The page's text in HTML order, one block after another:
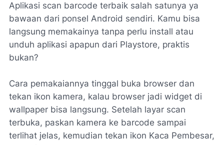
Aplikasi scan barcode terbaik salah satunya ya
bawaan dari ponsel Android sendiri. Kamu bisa
langsung memakainya tanpa perlu install atau
unduh aplikasi apapun dari Playstore, praktis
bukan?
Cara pemakaiannya tinggal buka browser dan
tekan ikon kamera, kalau browser jadi widget di
wallpaper bisa langsung. Setelah layar scan
terbuka, paskan kamera ke barcode sampai
terlihat jelas, kemudian tekan ikon Kaca Pembesar,